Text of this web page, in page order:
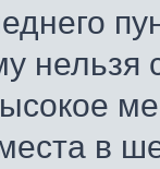
нельзя
в